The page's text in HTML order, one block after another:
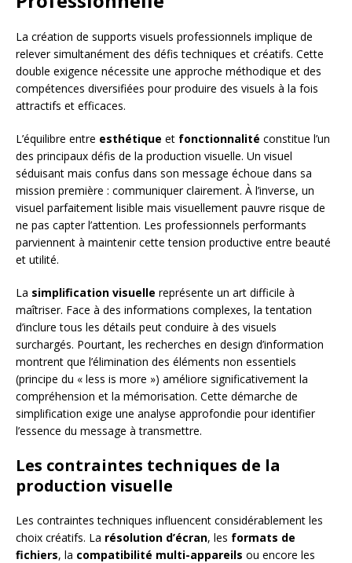
La création de supports visuels professionnels implique de
relever simultanément des défis techniques et créatifs. Cette
double exigence nécessite une approche méthodique et des
compétences diversifiées pour produire des visuels à la fois
attractifs et efficaces.
L’équilibre entre esthétique et fonctionnalité constitue l’un
des principaux défis de la production visuelle. Un visuel
séduisant mais confus dans son message échoue dans sa
mission première : communiquer clairement. À l’inverse, un
visuel parfaitement lisible mais visuellement pauvre risque de
ne pas capter l’attention. Les professionnels performants
parviennent à maintenir cette tension productive entre beauté
et utilité.
La simplification visuelle représente un art difficile à
maîtriser. Face à des informations complexes, la tentation
d’inclure tous les détails peut conduire à des visuels
surchargés. Pourtant, les recherches en design d’information
montrent que l’élimination des éléments non essentiels
(principe du « less is more ») améliore significativement la
compréhension et la mémorisation. Cette démarche de
simplification exige une analyse approfondie pour identifier
l’essence du message à transmettre.
Les contraintes techniques de la
production visuelle
Les contraintes techniques influencent considérablement les
choix créatifs. La résolution d’écran, les formats de
fichiers, la compatibilité multi-appareils ou encore les